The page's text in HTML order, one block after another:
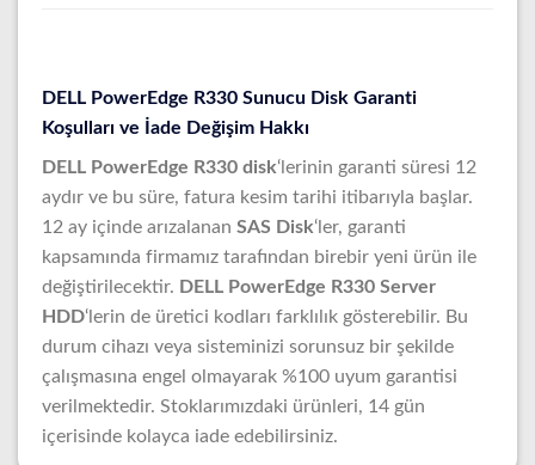
DELL PowerEdge R330 Sunucu Disk Garanti
Koşulları ve İade Değişim Hakkı
DELL PowerEdge R330 disk‘lerinin garanti süresi 12
aydır ve bu süre, fatura kesim tarihi itibarıyla başlar.
12 ay içinde arızalanan SAS Disk‘ler, garanti
kapsamında firmamız tarafından birebir yeni ürün ile
değiştirilecektir. DELL PowerEdge R330 Server
HDD‘lerin de üretici kodları farklılık gösterebilir. Bu
durum cihazı veya sisteminizi sorunsuz bir şekilde
çalışmasına engel olmayarak %100 uyum garantisi
verilmektedir. Stoklarımızdaki ürünleri, 14 gün
içerisinde kolayca iade edebilirsiniz.